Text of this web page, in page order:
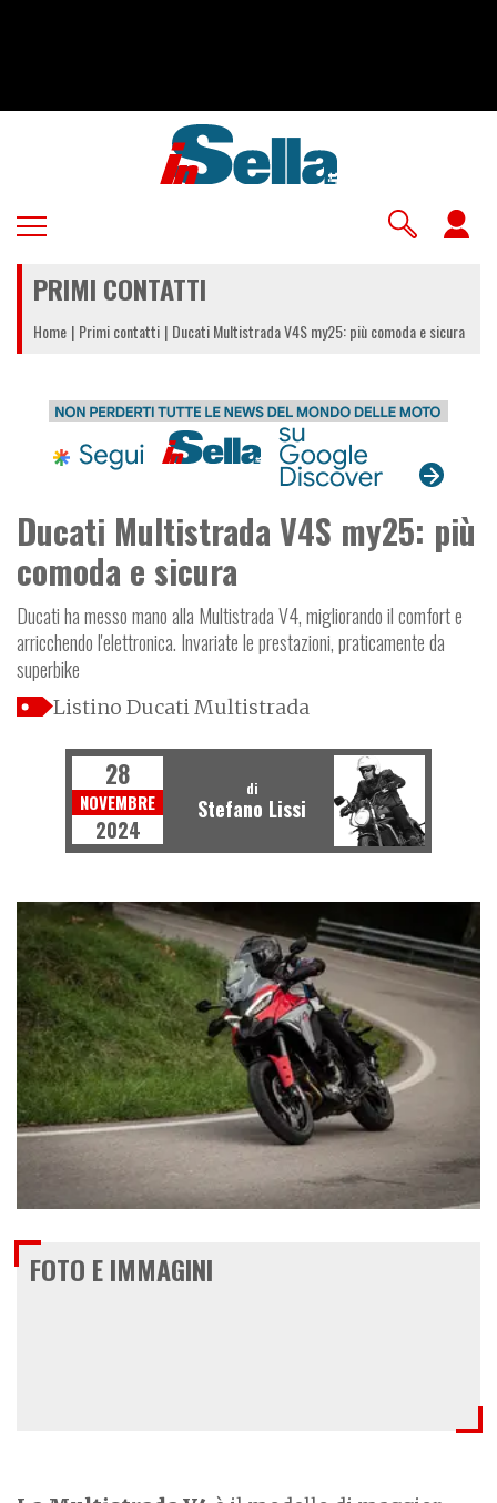
PRIMI CONTATTI
Home Primi contatti Ducati Multistrada V4S my25: più comoda e sicura
Ducati Multistrada V4S my25: più
comoda e sicura
Ducati ha messo mano alla Multistrada V4, migliorando il comfort e
arricchendo l'elettronica. Invariate le prestazioni, praticamente da
superbike
Listino Ducati Multistrada
28
NOVEMBRE
2024
di
Stefano Lissi
€ 25.290
FOTO E IMMAGINI